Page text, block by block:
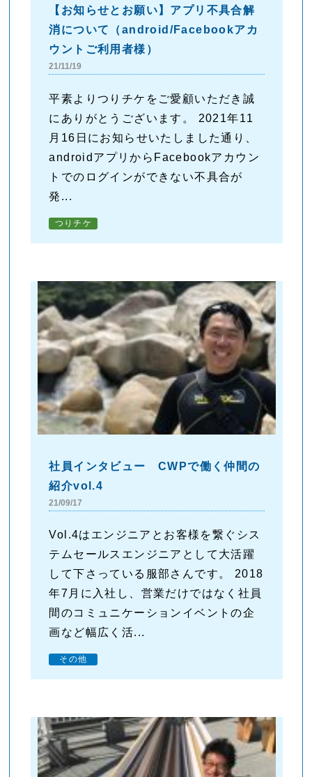
【お知らせとお願い】アプリ不具合解
消について（android/Facebookアカ
ウントご利用者様）
21/11/19
平素よりつりチケをご愛顧いただき誠
にありがとうございます。 2021年11
月16日にお知らせいたしました通り、
androidアプリからFacebookアカウン
トでのログインができない不具合が
発...
つりチケ
社員インタビュー CWPで働く仲間の
紹介vol.4
21/09/17
Vol.4はエンジニアとお客様を繋ぐシス
テムセールスエンジニアとして大活躍
して下さっている服部さんです。 2018
年7月に入社し、営業だけではなく社員
間のコミュニケーションイベントの企
画など幅広く活...
その他